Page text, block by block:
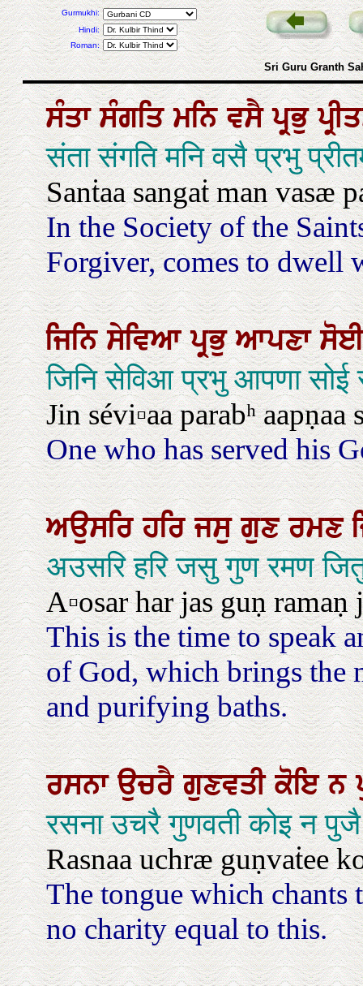
Gurmukhi:
Hindi:
Roman:
Sri Guru Granth
ਸੰਤਾਸੰਗਤਿਮਨਿਵਸੈਪ੍ਰਭੁ
संता संगति मनि वसै प्रभु
Sanṫaa sangaṫ man vasæ
In the Society of the
Forgiver, comes to dwell
ਜਿਨਿਸੇਵਿਆਪ੍ਰਭੁਆਪਣਾ
जिनि सेविआ प्रभु आपणा सोई
Jin sévi▫aa parabʰ aapṇaa
One who has served his
ਅਉਸਰਿਹਰਿਜਸੁਗੁਣਰਮਣ
अउसरि हरि जसु गुण रमण
A▫osar har jas guṇ
This is the time to speak
of God, which brings the
and purifying baths.
ਰਸਨਾਉਚਰੈਗੁਣਵਤੀਕੋਇਨ
रसना उचरै गुणवती कोइ न
Rasnaa uchræ guṇvaṫee
The tongue which chants
no charity equal to this.